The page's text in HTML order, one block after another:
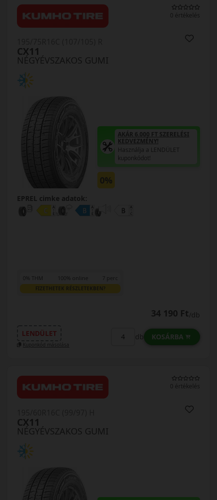
0 értékelés
NÉGYÉVSZAKOS GUMI
CX11
AKÁR 6.000 FT SZERELÉSI
KEDVEZMÉNY!
Használja a LENDÜLET
kuponkódot!
0%
EPREL cimke adatok:
0% THM 100% online 7 perc
FIZETHETEK RÉSZLETEKBEN?
34 190 Ft/db
LENDÜLET
Kuponkód másolása
db KOSÁRBA
0 értékelés
NÉGYÉVSZAKOS GUMI
CX11